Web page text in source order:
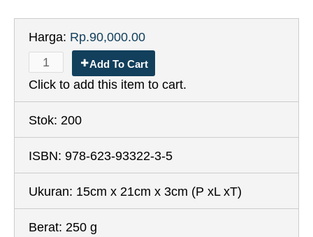
Harga: Rp.90,000.00
Add To Cart
Click to add this item to cart.
Stok: 200
ISBN: 978-623-93322-3-5
Ukuran: 15cm x 21cm x 3cm (P xL xT)
Berat: 250 g